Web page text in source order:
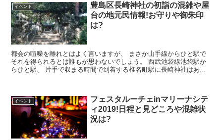
イベント
豊島区長崎神社の初詣の混雑や屋
台の地元民情報!お守りや御朱印
は?
都会の喧噪を離れとはよく言いますが、 まさか山手線からひと駅で
それを得られるとは誰もが思わないでしょう。 西武池袋線池袋駅か
らひと駅、 片手で収まる時間で到着する椎名町駅に長崎神社はあり
イベント
フェスタルーチェinマリーナシテ
ィ2019!日程と見どころや混雑状
況は?